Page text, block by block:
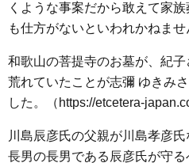
くような事案だから敢えて家
も仕方がないといわれかねませ
和歌山の菩提寺のお墓が、紀
荒れていたことが志彌 ゆきみ
した。（https://etcetera-
川島辰彦氏の父親が川島孝彦
長男の長男である辰彦氏が守